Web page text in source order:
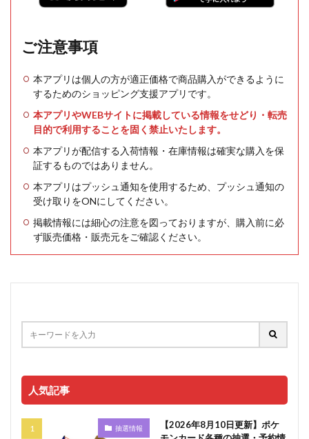
ご注意事項
本アプリは個人の方が適正価格で商品購入ができるように
するためのショッピング支援アプリです。
本アプリやWEBサイトに掲載している情報をせどり・転売
目的で利用することを固く禁止いたします。
本アプリが配信する入荷情報・在庫情報は確実な購入を保
証するものではありません。
本アプリはプッシュ通知を使用するため、プッシュ通知の
受け取りをONにしてください。
掲載情報には細心の注意を図っておりますが、購入前に必
ず販売価格・販売元をご確認ください。
人気記事
抽選情報
【2026年8月10日更新】ポケ